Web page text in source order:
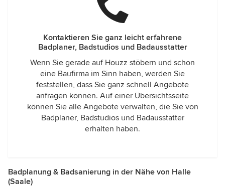
Kontaktieren Sie ganz leicht erfahrene
Badplaner, Badstudios und Badausstatter
Wenn Sie gerade auf Houzz stöbern und schon
eine Baufirma im Sinn haben, werden Sie
feststellen, dass Sie ganz schnell Angebote
anfragen können. Auf einer Übersichtsseite
können Sie alle Angebote verwalten, die Sie von
Badplaner, Badstudios und Badausstatter
erhalten haben.
Badplanung & Badsanierung in der Nähe von Halle
(Saale)